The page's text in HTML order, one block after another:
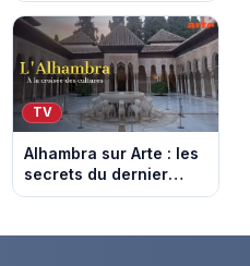
10 au 14 août 2026
(spoiler)
TV
Alhambra sur Arte : les
secrets du dernier
sultanat musulman